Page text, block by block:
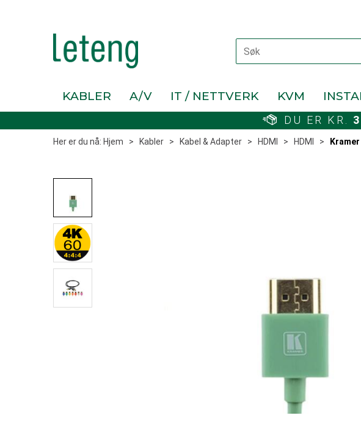
KABLER A/V IT / NETTVERK KVM
DU ER KR.
Her er du nå: Hjem > Kabler > Kabel & Adapter > HDMI > HDMI >